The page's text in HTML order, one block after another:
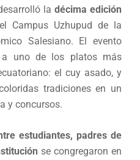
la décima edición
Campus Uzhupud de la
Salesiano. El evento
a uno de los platos más
el cuy asado, y
tradiciones en un
y concursos.
estudiantes, padres de
se congregaron en